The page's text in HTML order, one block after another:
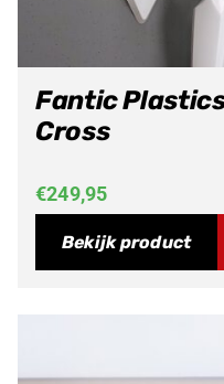
Fantic
Cross
€249,95
Bekijk product